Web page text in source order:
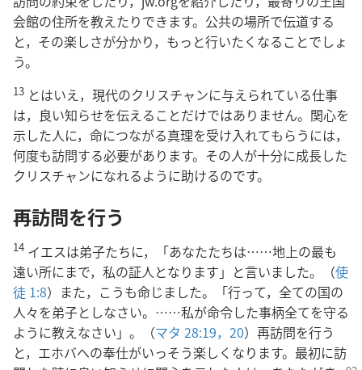
会館の住所を教えたりできます。公共の場所で伝道する
と，その楽しさが分かり，もっと行いたくなることでしょ
う。
13 とはいえ，現代のクリスチャンに与えられている仕事
は，良い知らせを伝えることだけではありません。関心を
示した人に，命につながる真理を受け入れてもらうには，
何度も訪問する必要があります。その人が十分に成長した
クリスチャンになれるように助けるのです。
再訪問を行う
14 イエスは弟子たちに，「あなたたちは……地上の最も
遠い所にまで，私の証人となります」と言いました。（使
徒 1:8）また，こうも命じました。「行って，全ての国の
人々を弟子としなさい。……私が命令した事柄全てを守る
ように教えなさい」。（マタ 28:19，20）再訪問を行う
と，エホバへの奉仕がいっそう楽しくなります。最初に訪